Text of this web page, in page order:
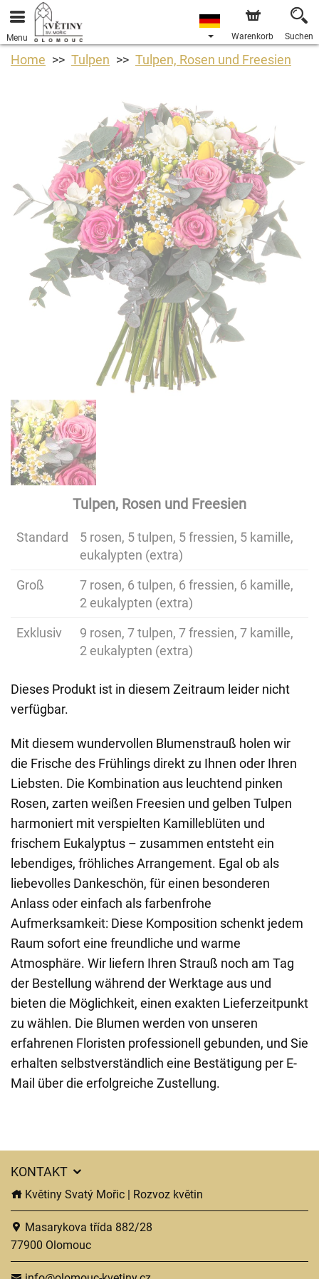
Menu Warenkorb Suchen
Home Tulpen Tulpen, Rosen und Freesien
Tulpen, Rosen und Freesien
Standard
5 rosen, 5 tulpen, 5 fressien, 5 kamille,
eukalypten (extra)
Groß
7 rosen, 6 tulpen, 6 fressien, 6 kamille,
2 eukalypten (extra)
Exklusiv
9 rosen, 7 tulpen, 7 fressien, 7 kamille,
2 eukalypten (extra)
Dieses Produkt ist in diesem Zeitraum leider nicht
verfügbar.
Mit diesem wundervollen Blumenstrauß holen wir
die Frische des Frühlings direkt zu Ihnen oder Ihren
Liebsten. Die Kombination aus leuchtend pinken
Rosen, zarten weißen Freesien und gelben Tulpen
harmoniert mit verspielten Kamilleblüten und
frischem Eukalyptus – zusammen entsteht ein
lebendiges, fröhliches Arrangement. Egal ob als
liebevolles Dankeschön, für einen besonderen
Anlass oder einfach als farbenfrohe
Aufmerksamkeit: Diese Komposition schenkt jedem
Raum sofort eine freundliche und warme
Atmosphäre. Wir liefern Ihren Strauß noch am Tag
der Bestellung während der Werktage aus und
bieten die Möglichkeit, einen exakten Lieferzeitpunkt
zu wählen. Die Blumen werden von unseren
erfahrenen Floristen professionell gebunden, und Sie
erhalten selbstverständlich eine Bestätigung per E-
Mail über die erfolgreiche Zustellung.
KONTAKT
Květiny Svatý Mořic | Rozvoz květin
Masarykova třída 882/28
77900 Olomouc